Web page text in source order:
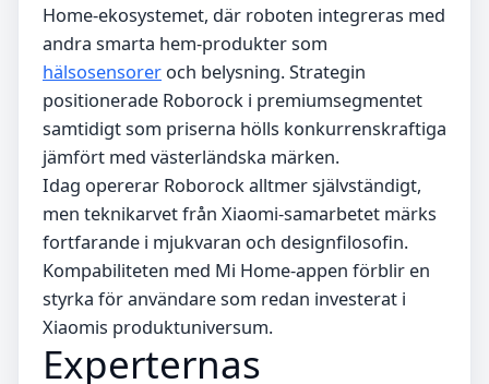
Home-ekosystemet, där roboten integreras med
andra smarta hem-produkter som
hälsosensorer och belysning. Strategin
positionerade Roborock i premiumsegmentet
samtidigt som priserna hölls konkurrenskraftiga
jämfört med västerländska märken.
Idag opererar Roborock alltmer självständigt,
men teknikarvet från Xiaomi-samarbetet märks
fortfarande i mjukvaran och designfilosofin.
Kompabiliteten med Mi Home-appen förblir en
styrka för användare som redan investerat i
Xiaomis produktuniversum.
Experternas